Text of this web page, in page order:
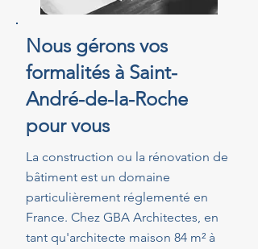
Nous gérons vos
formalités à Saint-
André-de-la-Roche
pour vous
La construction ou la rénovation de
bâtiment est un domaine
particulièrement réglementé en
France. Chez GBA Architectes, en
tant qu'architecte maison 84 m² à